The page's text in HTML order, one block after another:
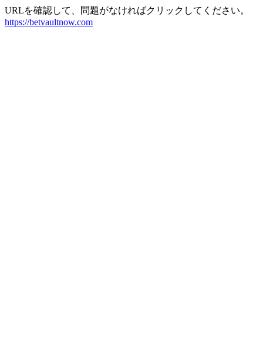
URLを確認して、問題がなければクリックしてください。
https://betvaultnow.com